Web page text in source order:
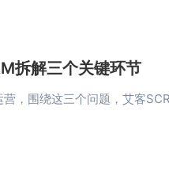
拆解三个关键环节
，围绕这三个问题，艾客